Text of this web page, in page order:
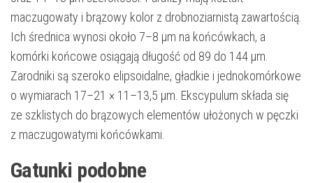
maczugowaty i brązowy kolor z drobnoziarnistą zawartością.
Ich średnica wynosi około 7–8 µm na końcówkach, a
komórki końcowe osiągają długość od 89 do 144 µm.
Zarodniki są szeroko elipsoidalne, gładkie i jednokomórkowe
o wymiarach 17–21 × 11–13,5 µm. Ekscypulum składa się
ze szklistych do brązowych elementów ułożonych w pęczki
z maczugowatymi końcówkami.
Gatunki podobne